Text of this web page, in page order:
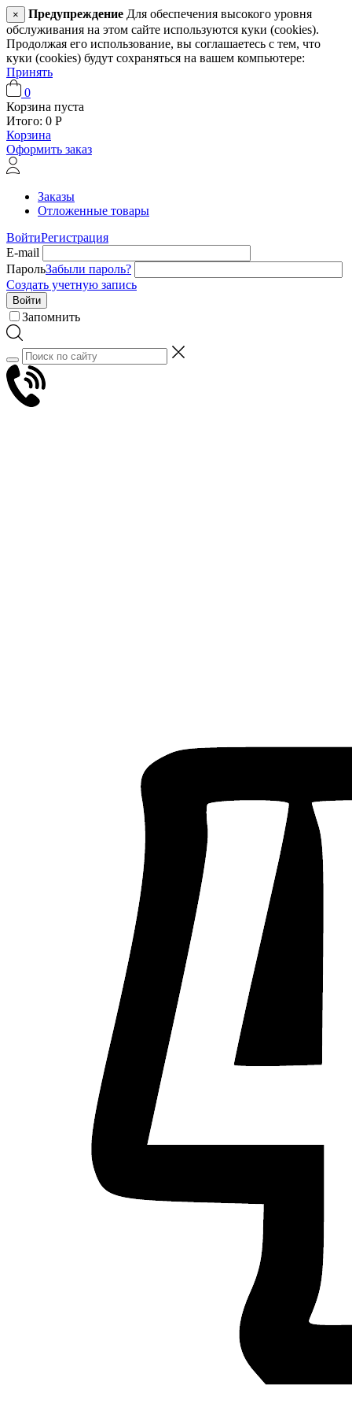
× Предупреждение Для обеспечения высокого уровня
обслуживания на этом сайте используются куки (cookies).
Продолжая его использование, вы соглашаетесь с тем, что
куки (cookies) будут сохраняться на вашем компьютере:
Принять
0
Корзина пуста
Итого: 0 Р
Корзина
Оформить заказ
Заказы
Отложенные товары
ВойтиРегистрация
E-mail
ПарольЗабыли пароль?
Создать учетную запись
Войти
Запомнить